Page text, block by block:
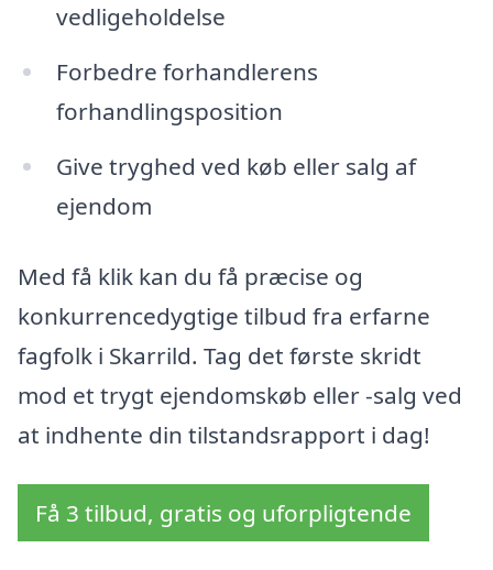
vedligeholdelse
Forbedre forhandlerens
forhandlingsposition
Give tryghed ved køb eller salg af
ejendom
Med få klik kan du få præcise og
konkurrencedygtige tilbud fra erfarne
fagfolk i Skarrild. Tag det første skridt
mod et trygt ejendomskøb eller -salg ved
at indhente din tilstandsrapport i dag!
Få 3 tilbud, gratis og uforpligtende